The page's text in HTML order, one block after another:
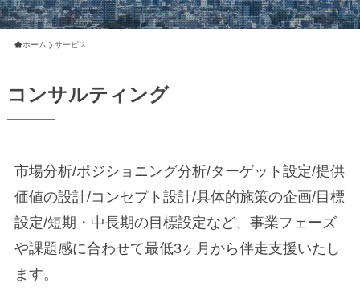
ホーム サービス
コ ンサルテ ィ ング
市場分析/ポジショニング分析/ターゲット設定/提供
価値の設計/コンセプト設計/具体的施策の企画/目標
設定/短期・中長期の目標設定など、事業フェーズ
や課題感に合わせて最低3ヶ月から伴走支援いたし
ます。